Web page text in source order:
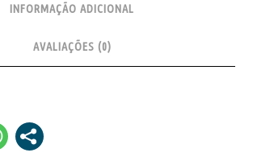
INFORMAÇÃO ADICIONAL
AVALIAÇÕES (0)